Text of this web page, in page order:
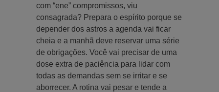
com “ene” compromissos, viu
consagrada? Prepara o espírito porque se
depender dos astros a agenda vai ficar
cheia e a manhã deve reservar uma série
de obrigações. Você vai precisar de uma
dose extra de paciência para lidar com
todas as demandas sem se irritar e se
aborrecer. A rotina vai pesar e tende a